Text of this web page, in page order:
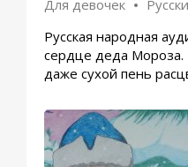
Для девочек
Русская народная
сердце деда Мороза.
даже сухой пень